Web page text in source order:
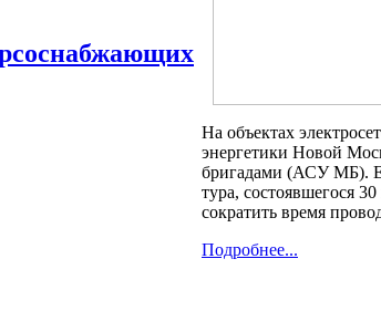
На объектах
энергетики Новой
бригадами (АСУ МБ).
тура, состоявшегося
сократить время
Подробнее...